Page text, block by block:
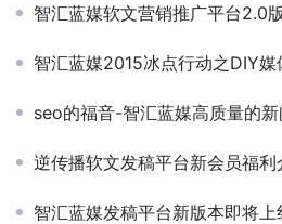
智汇蓝媒软文营销推广平台2.0
智汇蓝媒2015冰点行动之DIY媒
seo的福音-智汇蓝媒高质量的
逆传播软文发稿平台新会员福利
智汇蓝媒发稿平台新版本即将上